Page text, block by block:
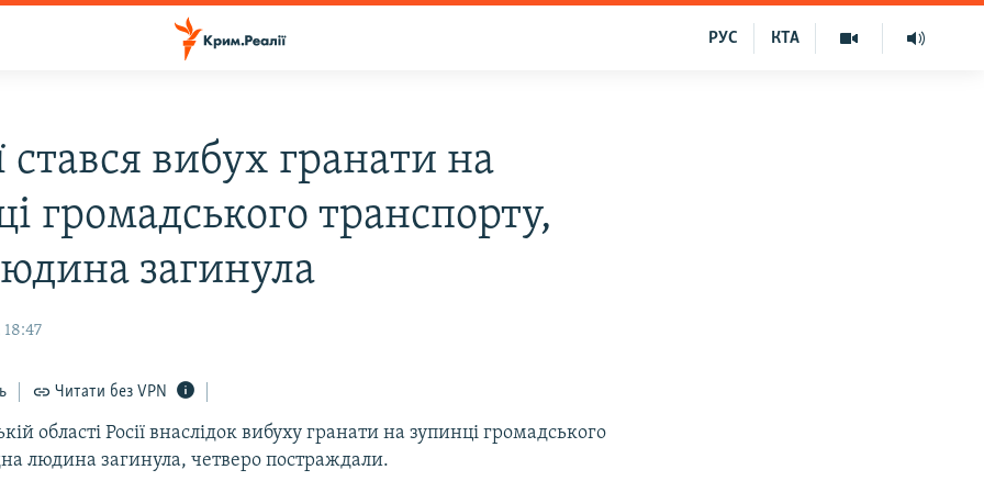
КТА
РУС
стався вибух гранати на
громадського транспорту,
загинула
18:47
Читати без VPN
області Росії внаслідок вибуху гранати на зупинці громадського
людина загинула, четверо постраждали.